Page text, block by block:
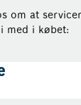
om at
med i købet: